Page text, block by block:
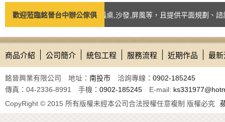
歡迎蒞臨銘晉台中辦公傢俱
如：台中辦公椅,辦公桌,會議桌,沙發,屏風等，且提供平面規劃、諮詢
商品介紹 公司簡介 統包工程 服務流程 近期作品 最
銘晉興業有限公司 地址： 南投市 洽詢專線： 0902-185245
傳真：04-2336-8991 手機： 0902-185245 E-mail:
CopyRight © 2015 所有版權未經本公司合法授權任意複制 版權必究